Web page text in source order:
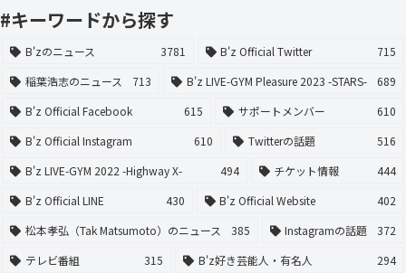
#キーワードから探す
B'zのニュース 3781 B'z Official Twitter
715
稲葉浩志のニュース
713 B'z LIVE-GYM Pleasure 2023 -STARS-
689
B'z Official Facebook
615 サポートメンバー
610
B'z Official Instagram
610 Twitterの話題
516
B'z LIVE-GYM 2022 -Highway X-
494 チケット情報
444
B'z Official LINE
430 B'z Official Website
402
松本孝弘（Tak Matsumoto）のニュース
385 Instagramの話題
372
テレビ番組
315 B'z好き芸能人・有名人
294